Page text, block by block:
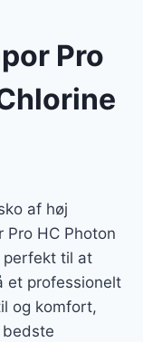
Pro
af høj
Pro HC Photon
perfekt til at
et professionelt
og komfort,